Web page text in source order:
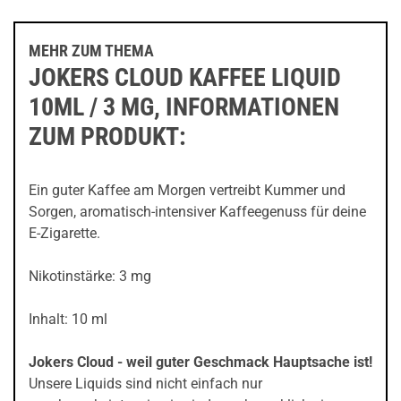
MEHR ZUM THEMA
JOKERS CLOUD KAFFEE LIQUID
10ML / 3 MG, INFORMATIONEN
ZUM PRODUKT:
Ein guter Kaffee am Morgen vertreibt Kummer und
Sorgen, aromatisch-intensiver Kaffeegenuss für deine
E-Zigarette.
Nikotinstärke: 3 mg
Inhalt: 10 ml
Jokers Cloud - weil guter Geschmack Hauptsache ist!
Unsere Liquids sind nicht einfach nur